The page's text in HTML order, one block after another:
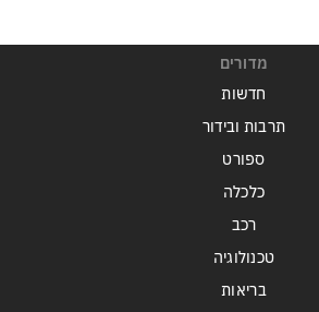
מדורים
חדשות
תרבות ובידור
ספורט
כלכלה
רכב
טכנולוגיה
בריאות